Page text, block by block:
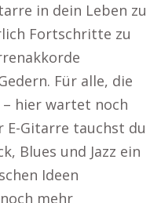
in dein Leben zu
Fortschritte zu
Für alle, die
hier wartet noch
E-Gitarre tauchst du
Blues und Jazz ein
Ideen
mehr